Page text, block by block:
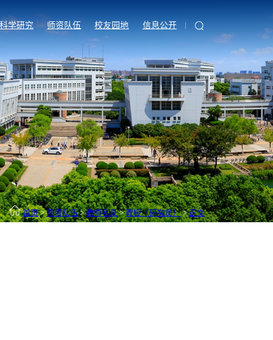
学研究 师资队伍 校友园地 信息公开
首页 > 师资队伍 > 教师名录 > 教授（研究员） > 正文